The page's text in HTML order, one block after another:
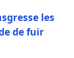
les
de fuir